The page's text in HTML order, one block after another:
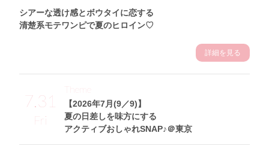
シアーな透け感とボウタイに恋する
清楚系モテワンピで夏のヒロイン♡
詳細を見る
7.31
Fri
【2026年7月(9／9)】
夏の日差しを味方にする
アクティブおしゃれSNAP♪＠東京
Theme